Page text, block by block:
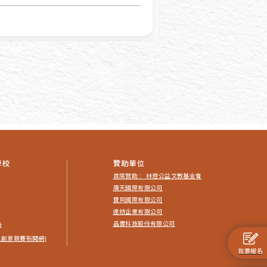
我要報名
校
意競賽新聞網]
贊助單位
首席贊助： 林燈公益文教基金會
廣天國際有限公司
寶貝國際有限公司
達紡企業有限公司
晶實科技股份有限公司